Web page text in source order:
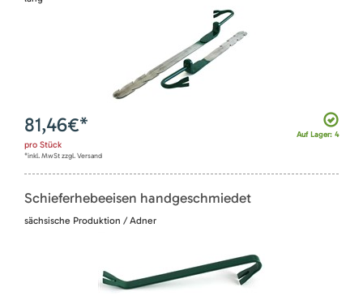
Auf Lager: 4
81,46€*
pro Stück
*inkl. MwSt zzgl. Versand
Schieferhebeeisen handgeschmiedet
sächsische Produktion / Adner